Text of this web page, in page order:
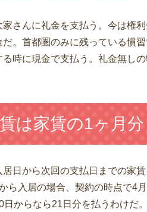
家さんに礼金を支払う。今は権
だ。首都圏のみに残っている慣
時に現金で支払う。礼金無し
は家賃の1ヶ月分
居日から次回の支払日までの家
ら入居の場合、契約の時点で4
日からなら21日分を払うわけだ